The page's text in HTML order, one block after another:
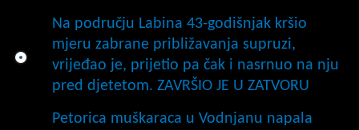
Na području Labina 43-godišnjak kršio
mjeru zabrane približavanja supruzi,
vrijeđao je, prijetio pa čak i nasrnuo na nju
pred djetetom. ZAVRŠIO JE U ZATVORU
Petorica muškaraca u Vodnjanu napala